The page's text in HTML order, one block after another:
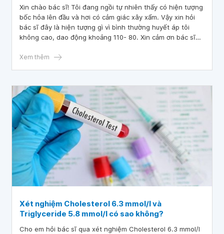
Xin chào bác sĩ! Tôi đang ngồi tự nhiên thấy có hiện tượng
bốc hỏa lên đầu và hơi có cảm giác xây xẩm. Vậy xin hỏi
bác sĩ đây là hiện tượng gì vì bình thường huyết áp tôi
không cao, dao động khoảng 110- 80. Xin cảm ơn bác sĩ
Xem thêm
Xét nghiệm Cholesterol 6.3 mmol/l và
Triglyceride 5.8 mmol/l có sao không?
Cho em hỏi bác sĩ qua xét nghiệm Cholesterol 6.3 mmol/l